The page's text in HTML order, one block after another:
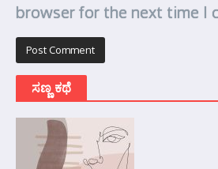
browser for the next time I
ಸಣ್ಣ ಕಥೆ